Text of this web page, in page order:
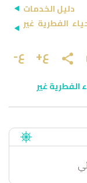
دليل الخدمات
الفطرية غير
ع+ ع-
الفطرية غير